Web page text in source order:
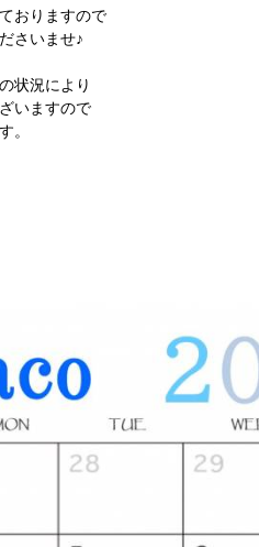
おりますので
さいませ♪
状況により
いますので
。